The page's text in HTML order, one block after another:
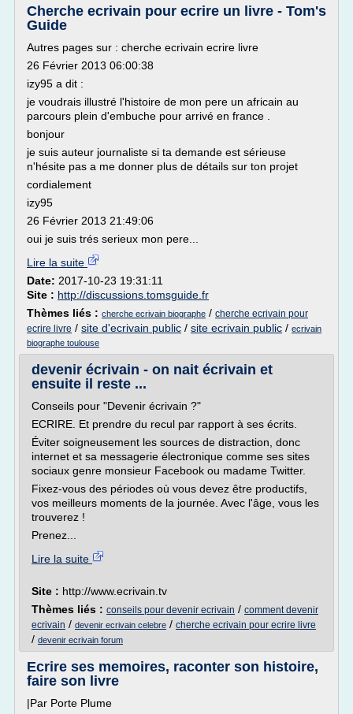
Cherche ecrivain pour ecrire un livre - Tom's
Guide
Autres pages sur : cherche ecrivain ecrire livre
26 Février 2013 06:00:38
izy95 a dit :
je voudrais illustré l'histoire de mon pere un africain au
parcours plein d'embuche pour arrivé en france .
bonjour
je suis auteur journaliste si ta demande est sérieuse
n'hésite pas a me donner plus de détails sur ton projet
cordialement
izy95
26 Février 2013 21:49:06
oui je suis trés serieux mon pere...
Lire la suite
Date: 2017-10-23 19:31:11
Site : http://discussions.tomsguide.fr
Thèmes liés : cherche ecrivain biographe / cherche ecrivain pour
ecrire livre / site d'ecrivain public / site ecrivain public / ecrivain
biographe toulouse
devenir écrivain - on nait écrivain et
ensuite il reste ...
Conseils pour "Devenir écrivain ?"
ECRIRE. Et prendre du recul par rapport à ses écrits.
Éviter soigneusement les sources de distraction, donc
internet et sa messagerie électronique comme ses sites
sociaux genre monsieur Facebook ou madame Twitter.
Fixez-vous des périodes où vous devez être productifs,
vos meilleurs moments de la journée. Avec l'âge, vous les
trouverez !
Prenez...
Lire la suite
Site : http://www.ecrivain.tv
Thèmes liés : conseils pour devenir ecrivain / comment devenir
ecrivain / devenir ecrivain celebre / cherche ecrivain pour ecrire livre
/ devenir ecrivain forum
Ecrire ses memoires, raconter son histoire,
faire son livre
|Par Porte Plume